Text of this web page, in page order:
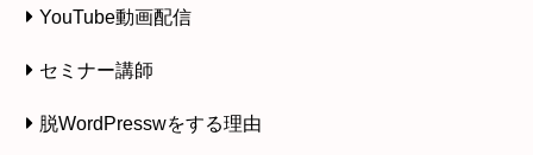
YouTube動画配信
セミナー講師
脱WordPresswをする理由